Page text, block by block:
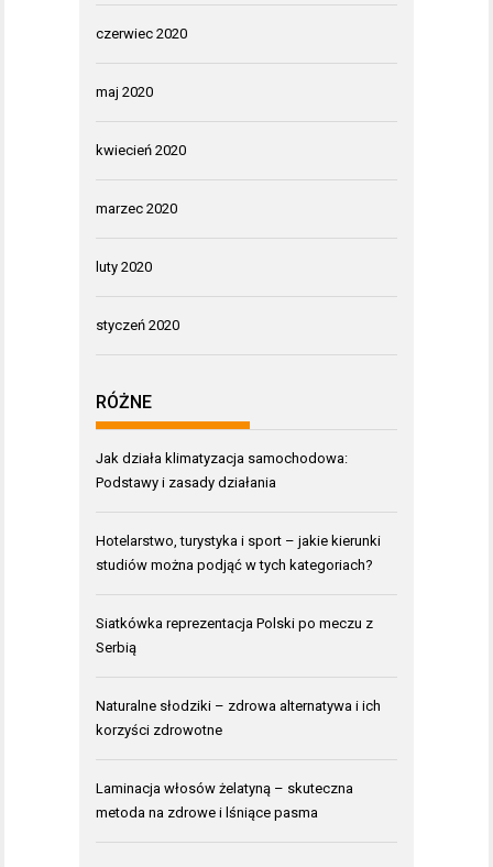
czerwiec 2020
maj 2020
kwiecień 2020
marzec 2020
luty 2020
styczeń 2020
RÓŻNE
Jak działa klimatyzacja samochodowa:
Podstawy i zasady działania
Hotelarstwo, turystyka i sport – jakie kierunki
studiów można podjąć w tych kategoriach?
Siatkówka reprezentacja Polski po meczu z
Serbią
Naturalne słodziki – zdrowa alternatywa i ich
korzyści zdrowotne
Laminacja włosów żelatyną – skuteczna
metoda na zdrowe i lśniące pasma